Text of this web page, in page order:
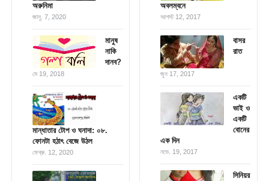
অরুনিমা
জানু. 7, 2020
মানুষ
নাকি
দানব?
মে 19, 2018
মান্ধাতার টোপ ও ঘনাদা: ০৮.
ফোনটা হঠাৎ বেজে উঠল
ফেব্রু. 12, 2020
অবলম্বনে
আগস্ট 12, 2017
বাসর
রাত
জুন 17, 2017
একটি
ভাই ও
একটি
বোনের
এক দিন
নভে. 19, 2017
সিনিয়র